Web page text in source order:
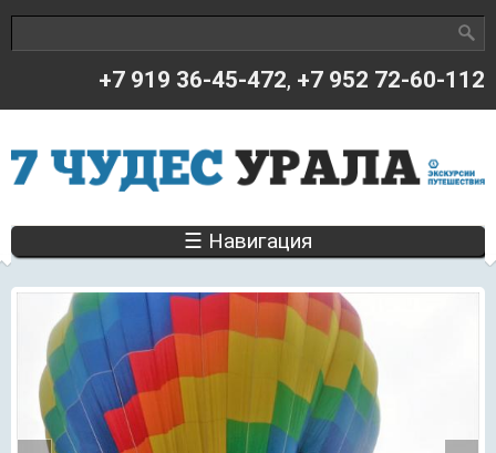
Форма поиска
+7 919 36-45-472, +7 952 72-60-112
☰ Навигация